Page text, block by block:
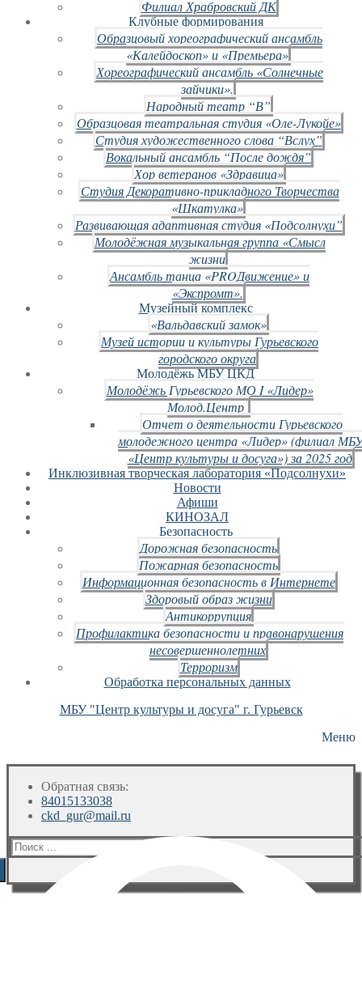
Филиал Храбровский ДК
Клубные формирования
Образцовый хореографический ансамбль
«Калейдоскоп» и «Премьера»
Хореографический ансамбль «Солнечные
зайчики».
Народный театр “В”
Образцовая театральная студия «Оле-Лукойе»
Студия художественного слова “Вслух”
Вокальный ансамбль “После дождя”
Хор ветеранов «Здравица»
Студия Декоративно-прикладного Творчества
«Шкатулка»
Развивающая адаптивная студия «Подсолнухи”
Молодёжная музыкальная группа «Смысл
жизни
Ансамбль танца «PROДвижение» и
«Экспромт».
Музейный комплекс
«Вальдавский замок»
Музей истории и культуры Гурьевского
городского округа
Молодёжь МБУ ЦКД
Молодёжь Гурьевского МО I «Лидер»
Молод.Центр
Отчет о деятельности Гурьевского
молодежного центра «Лидер» (филиал
«Центр культуры и досуга») за 2025 год
Инклюзивная творческая лаборатория «Подсолнухи»
Новости
Афиши
КИНОЗАЛ
Безопасность
Дорожная безопасность
Пожарная безопасность
Информационная безопасность в Интернете
Здоровый образ жизни
Антикоррупция
Профилактика безопасности и правонарушения
несовершеннолетних
Терроризм
Обработка персональных данных
МБУ "Центр культуры и досуга" г. Гурьевск
Меню
Обратная связь:
84015133038
ckd_gur@mail.ru
Искать: